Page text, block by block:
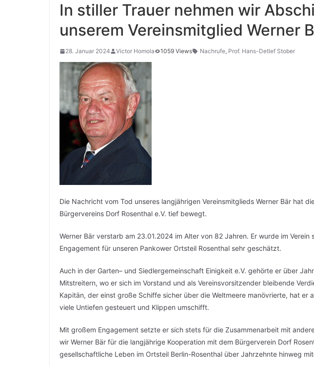
In stiller Trauer nehmen wir
unserem Vereinsmitglied Werner
28. Januar 2024 Victor Homola 1059 Views Nachrufe, Prof. Hans-Detlef Stober
Die Nachricht vom Tod unseres langjährigen Vereinsmitglieds Werner Bär hat
Bürgervereins Dorf Rosenthal e.V. tief bewegt.
Werner Bär verstarb am 23.01.2024 im Alter von 82 Jahren. Er wurde im Verein
Engagement für unseren Pankower Ortsteil Rosenthal sehr geschätzt.
Auch in der Garten– und Siedlergemeinschaft Einigkeit e.V. gehörte er über
Mitstreitern, wo er sich im Vorstand und als Vereinsvorsitzender bleibende
Kapitän, der einst große Schiffe sicher über die Weltmeere manövrierte, hat er
viele Untiefen gesteuert und Klippen umschifft.
Mit großem Engagement setzte er sich stets für die Zusammenarbeit mit
wir Werner Bär für die langjährige Kooperation mit dem Bürgerverein Dorf
gesellschaftliche Leben im Ortsteil Berlin-Rosenthal über Jahrzehnte hinweg